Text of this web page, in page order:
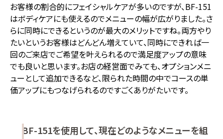
お客様の割合的にフェイシャルケアが多いのですが、BF-151
はボディケアにも使えるのでメニューの幅が広がりました。さ
らに同時にできるというのが最大のメリットですね。両方やり
たいというお客様はどんどん増えていて、同時にできれば一
回のご来店でご希望を叶えられるので満足度アップの意味
でも良いと思います。お店の経営面でみても、オプションメニ
ューとして追加できるなど、限られた時間の中でコースの単
価アップにもつなげられるのですごくありがたいです。
BF-151を使用して、現在どのようなメニューを組